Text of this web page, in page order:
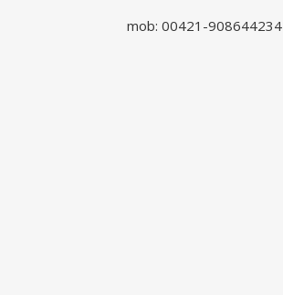
mob: 00421-908644234